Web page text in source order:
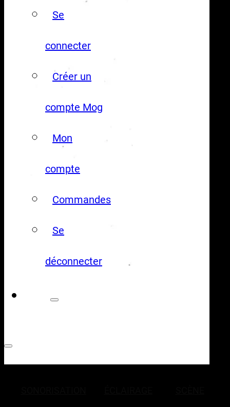
Se
connecter
Créer un
compte Mog
Mon
compte
Commandes
Se
déconnecter